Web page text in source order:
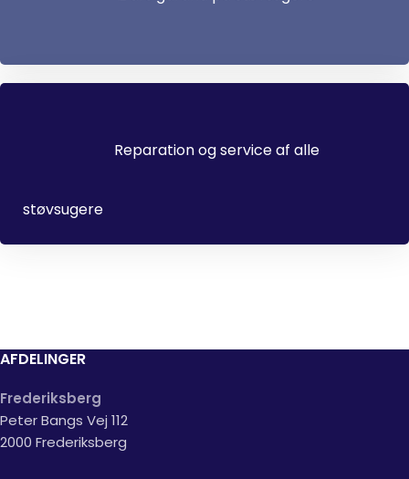
Reparation og service af alle
støvsugere
AFDELINGER
Frederiksberg
Peter Bangs Vej 112
2000 Frederiksberg